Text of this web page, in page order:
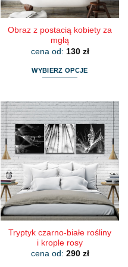
produktu
Obraz z postacią kobiety za
mgłą
cena od: 130 zł
WYBIERZ OPCJE
ma
wiele
wariantów.
Opcje
można
wybrać
na
stronie
produktu
Tryptyk czarno-białe rośliny
i krople rosy
cena od: 290 zł